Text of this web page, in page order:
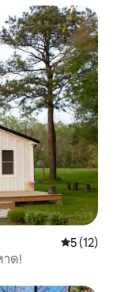
คะแนนเฉลี่
5 (12)
ด!